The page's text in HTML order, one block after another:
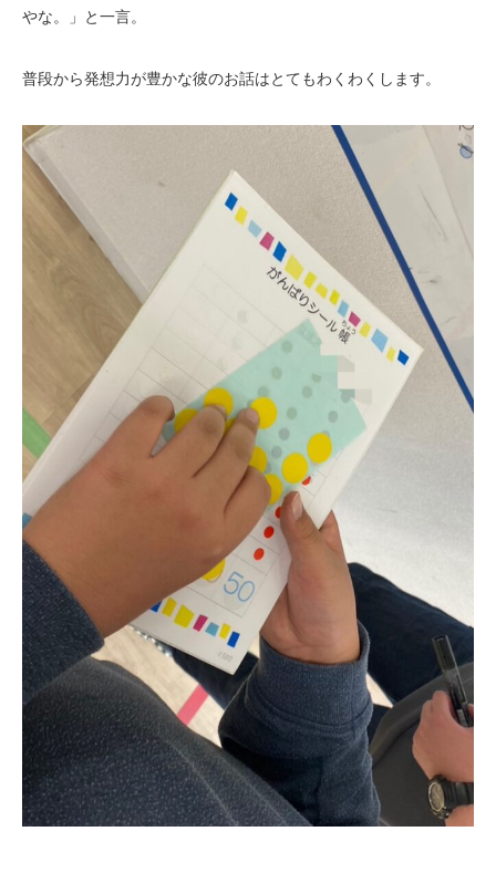
やな。」と一言。
普段から発想力が豊かな彼のお話はとてもわくわくします。